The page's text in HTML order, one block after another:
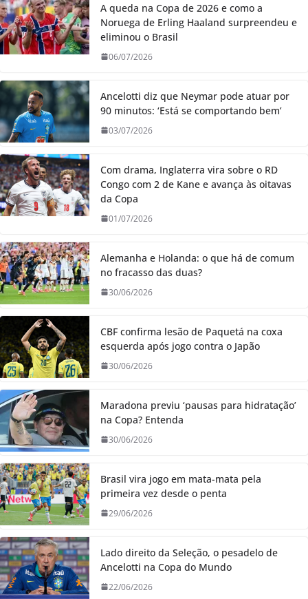
A queda na Copa de 2026 e como a
Noruega de Erling Haaland surpreendeu e
eliminou o Brasil
06/07/2026
Ancelotti diz que Neymar pode atuar por
90 minutos: ‘Está se comportando bem’
03/07/2026
Com drama, Inglaterra vira sobre o RD
Congo com 2 de Kane e avança às oitavas
da Copa
01/07/2026
Alemanha e Holanda: o que há de comum
no fracasso das duas?
30/06/2026
CBF confirma lesão de Paquetá na coxa
esquerda após jogo contra o Japão
30/06/2026
Maradona previu ‘pausas para hidratação’
na Copa? Entenda
30/06/2026
Brasil vira jogo em mata-mata pela
primeira vez desde o penta
29/06/2026
Lado direito da Seleção, o pesadelo de
Ancelotti na Copa do Mundo
22/06/2026